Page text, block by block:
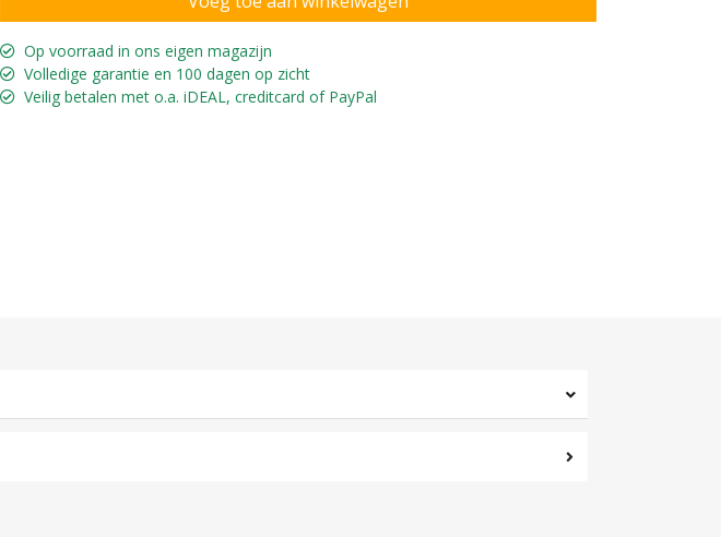
Op voorraad in ons eigen magazijn
Volledige garantie en 100 dagen op zicht
Veilig betalen met o.a. iDEAL, creditcard of PayPal